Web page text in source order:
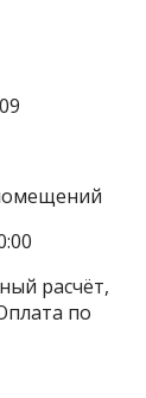
расчёт,
по